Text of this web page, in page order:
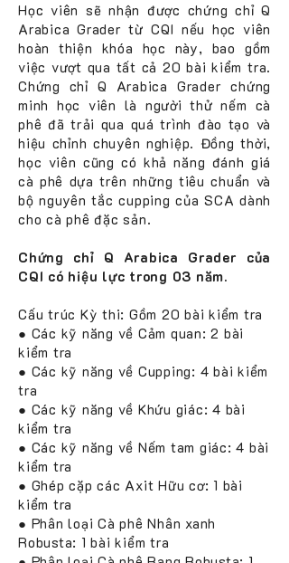
Học viên sẽ nhận được chứng chỉ Q
Arabica Grader từ CQI nếu học viên
hoàn thiện khóa học này, bao gồm
việc vượt qua tất cả 20 bài kiểm tra.
Chứng chỉ Q Arabica Grader chứng
minh học viên là người thử nếm cà
phê đã trải qua quá trình đào tạo và
hiệu chỉnh chuyên nghiệp. Đồng thời,
học viên cũng có khả năng đánh giá
cà phê dựa trên những tiêu chuẩn và
bộ nguyên tắc cupping của SCA dành
cho cà phê đặc sản.
Chứng chỉ Q Arabica Grader của
CQI có hiệu lực trong 03 năm.
Cấu trúc Kỳ thi: Gồm 20 bài kiểm tra
● Các kỹ năng về Cảm quan: 2 bài
kiểm tra
● Các kỹ năng về Cupping: 4 bài kiểm
tra
● Các kỹ năng về Khứu giác: 4 bài
kiểm tra
● Các kỹ năng về Nếm tam giác: 4 bài
kiểm tra
● Ghép cặp các Axit Hữu cơ: 1 bài
kiểm tra
● Phân loại Cà phê Nhân xanh
Robusta: 1 bài kiểm tra